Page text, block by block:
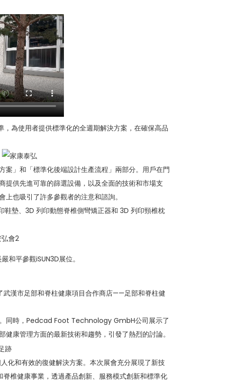
為使用者提供標準化的全週期解決方案，在確保高品
案」和「標準化後端設計生產流程」兩部分。用戶在門
提供先進可靠的篩選設備，以及全面的技術和市場支
也吸引了許多參觀者的注意和諮詢。
墊、3D 列印動態脊椎側彎矯正器和 3D 列印頸椎枕
和平參觀iSUN3D展位。
武漢市足部和脊柱健康項目合作商店——足部和脊柱健
同時，Pedcad Foot Technology GmbH公司展示了
康管理方面的最新技術和趨勢，引發了熱烈的討論。
化和有效的復健解決方案。本次展會充分展現了新技
椎健康事業，透過產品創新、服務模式創新和標準化